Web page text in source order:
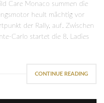
Care Monaco summen die
heult mächtig vor
der Rally, auf. Zwischen
Carlo startet die 8. Ladies
CONTINUE READING